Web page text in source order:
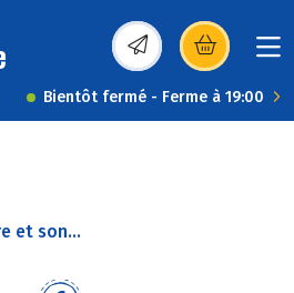
(s’ouvre dans une
Bientôt fermé - Ferme à 19:00
et son...